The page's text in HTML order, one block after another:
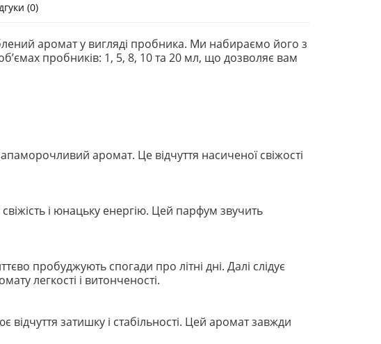
(0)
аромат у вигляді пробника. Ми набираємо його з
пробників: 1, 5, 8, 10 та 20 мл, що дозволяє вам
аромат. Це відчуття насиченої свіжості
і юнацьку енергію. Цей парфум звучить
пробуджують спогади про літні дні. Далі слідує
легкості і витонченості.
відчуття затишку і стабільності. Цей аромат завжди